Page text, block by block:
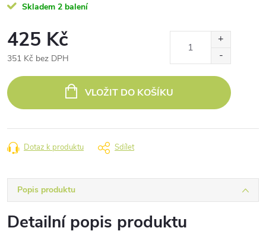
Skladem 2 balení
425 Kč
351 Kč bez DPH
cena:
VLOŽIT DO KOŠÍKU
Dotaz k produktu Sdílet
Popis produktu
Detailní popis produktu